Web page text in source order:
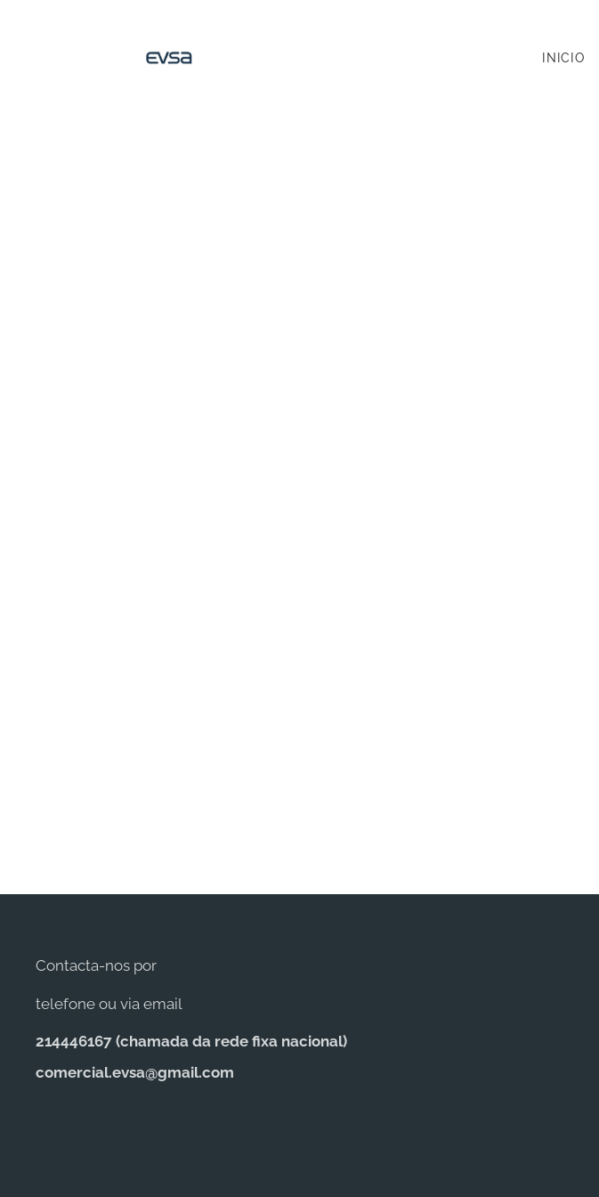
INICIO
Contacta-nos por
telefone ou via email
214446167 (chamada da rede fixa nacional)
comercial.evsa@gmail.com